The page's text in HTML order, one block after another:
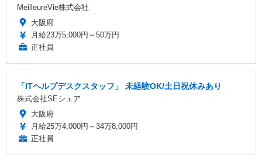
MeilleureVie株式会社
大阪府
月給23万5,000円～50万円
正社員
「ITヘルプデスクスタッフ」 未経験OK/土日祝休みあり
株式会社SEシェア
大阪府
月給25万4,000円～34万8,000円
正社員